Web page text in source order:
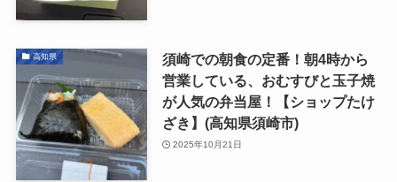
高知県
須崎での朝食の定番！朝4時から
営業している、おむすびと玉子焼
が人気の弁当屋！【ショップたけ
ざき】(高知県須崎市)
2025年10月21日